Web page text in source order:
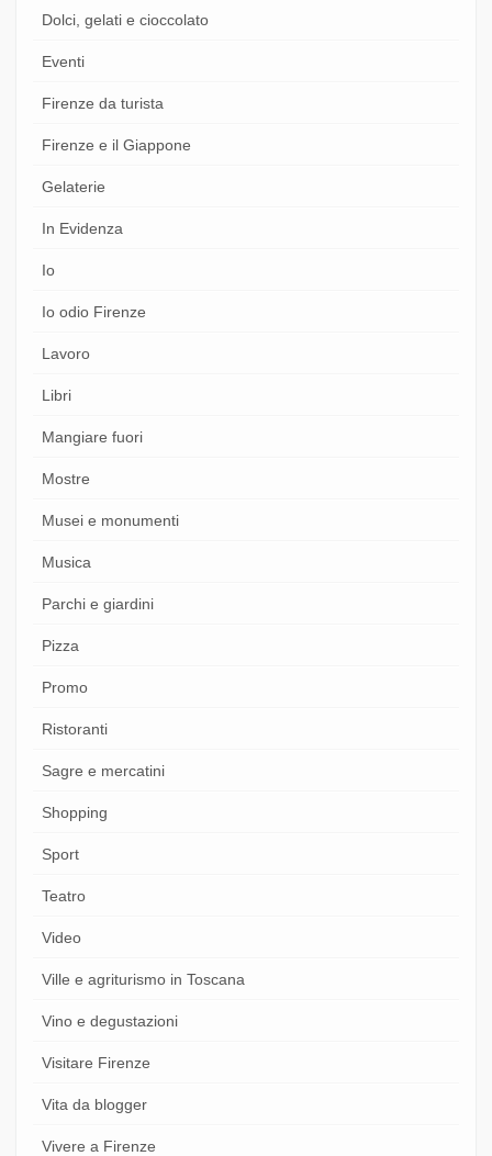
Dolci, gelati e cioccolato
Eventi
Firenze da turista
Firenze e il Giappone
Gelaterie
In Evidenza
Io
Io odio Firenze
Lavoro
Libri
Mangiare fuori
Mostre
Musei e monumenti
Musica
Parchi e giardini
Pizza
Promo
Ristoranti
Sagre e mercatini
Shopping
Sport
Teatro
Video
Ville e agriturismo in Toscana
Vino e degustazioni
Visitare Firenze
Vita da blogger
Vivere a Firenze